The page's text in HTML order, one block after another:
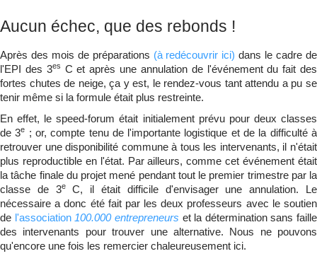
Aucun échec, que des rebonds !
Après des mois de préparations (à redécouvrir ici) dans le cadre de
l'EPI des 3es C et après une annulation de l'événement du fait des
fortes chutes de neige, ça y est, le rendez-vous tant attendu a pu se
tenir même si la formule était plus restreinte.
En effet, le speed-forum était initialement prévu pour deux classes
de 3e ; or, compte tenu de l'importante logistique et de la difficulté à
retrouver une disponibilité commune à tous les intervenants, il n'était
plus reproductible en l'état. Par ailleurs, comme cet événement était
la tâche finale du projet mené pendant tout le premier trimestre par la
classe de 3eC, il était difficile d'envisager une annulation. Le
nécessaire a donc été fait par les deux professeurs avec le soutien
de l'association 100.000 entrepreneurs et la détermination sans faille
des intervenants pour trouver une alternative. Nous ne pouvons
qu'encore une fois les remercier chaleureusement ici.